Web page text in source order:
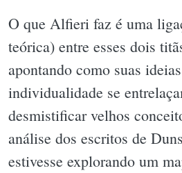
O que Alfieri faz é uma
teórica) entre esses dois
apontando como suas
individualidade se
desmistificar velhos
análise dos escritos de
estivesse explorando um